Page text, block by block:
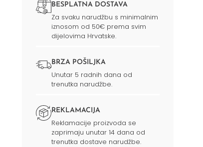
BESPLATNA DOSTAVA
Za svaku narudžbu s minimalnim
iznosom od 50€ prema svim
dijelovima Hrvatske.
BRZA POŠILJKA
Unutar 5 radnih dana od
trenutka narudžbe.
REKLAMACIJA
Reklamacije proizvoda se
zaprimaju unutar 14 dana od
trenutka dostave narudžbe.